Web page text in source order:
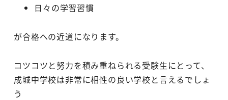
日々の学習習慣
が合格への近道になります。
コツコツと努力を積み重ねられる受験生にとって、
成城中学校は非常に相性の良い学校と言えるでしょ
う